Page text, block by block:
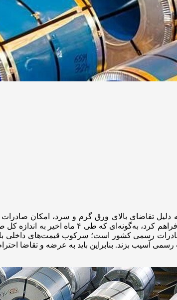
دلیل تقاضای بالای ورق گرم و سرد، امکان
بازارهای هدف، زمینه صادرات
صادرات رسمی کشور است؛ سرکوب قیمت‌های